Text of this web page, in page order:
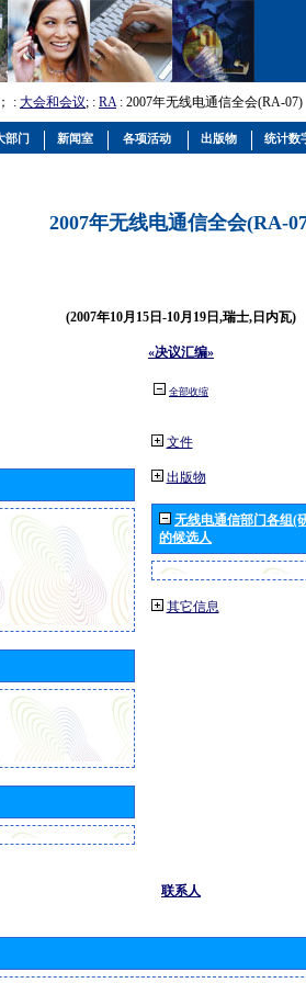
； : 大会和会议; : RA: 2007年无线电通信全会(RA-07)
2007年无线电通信全会(RA-
(2007年10月15日-10月19日,瑞士,日内瓦)
«决议汇编»
全部收缩
文件
出版物
无线电通信部门各组(
的候选人
其它信息
联系人
部门 新闻室 各项活动 出版物 统计数